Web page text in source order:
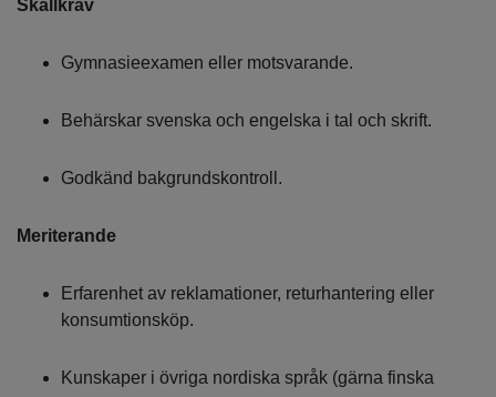
Skallkrav
Gymnasieexamen eller motsvarande.
Behärskar svenska och engelska i tal och skrift.
Godkänd bakgrundskontroll.
Meriterande
Erfarenhet av reklamationer, returhantering eller
konsumtionsköp.
Kunskaper i övriga nordiska språk (gärna finska